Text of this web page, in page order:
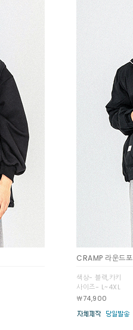
CRAMP 라운드
색상- 블랙,카키
사이즈- L~4XL
￦74,900